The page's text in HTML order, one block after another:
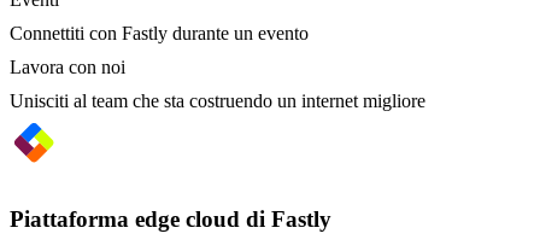
Connettiti con Fastly durante un evento
Lavora con noi
Unisciti al team che sta costruendo un internet migliore
Piattaforma edge cloud di Fastly